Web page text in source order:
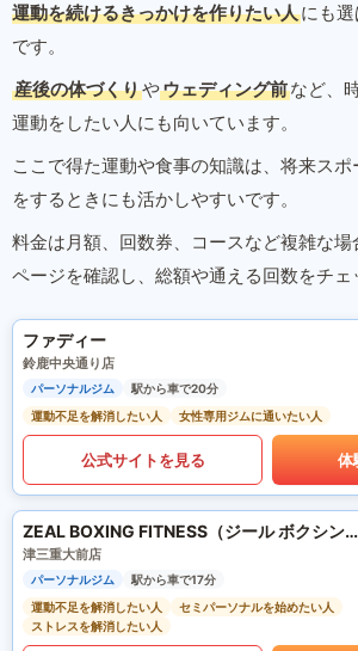
運動を続けるきっかけを作りたい人にも
です。
産後の体づくりやウェディング前など、
運動をしたい人にも向いています。
ここで得た運動や食事の知識は、将来ス
をするときにも活かしやすいです。
料金は月額、回数券、コースなど複雑な
ページを確認し、総額や通える回数をチェ
ファディー
鈴鹿中央通り店
パーソナルジム
駅から車で20分
運動不足を解消したい人
女性専用ジムに通いたい人
公式サイトを見る 体
ZEAL BOXING FITNESS（ジール ボクシング フィットネス）
津三重大前店
パーソナルジム
駅から車で17分
運動不足を解消したい人
セミパーソナルを始めたい人
ストレスを解消したい人